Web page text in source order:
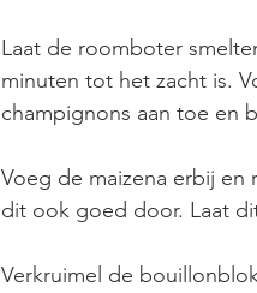
Laat de roomboter
minuten tot het zacht is.
champignons aan toe en
Voeg de maizena erbij
dit ook goed door. Laat
Verkruimel de